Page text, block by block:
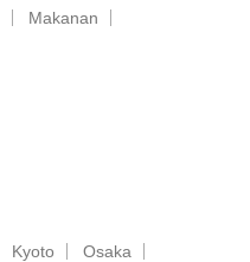
Makanan
Kyoto
Osaka